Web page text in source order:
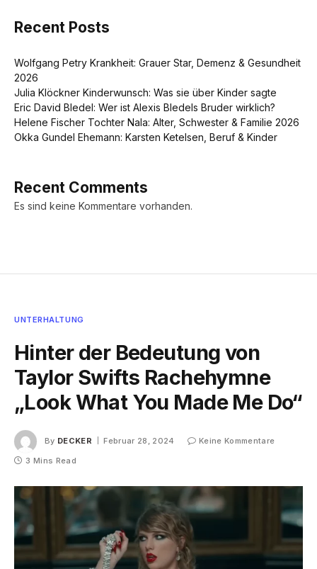
Recent Posts
Wolfgang Petry Krankheit: Grauer Star, Demenz & Gesundheit
2026
Julia Klöckner Kinderwunsch: Was sie über Kinder sagte
Eric David Bledel: Wer ist Alexis Bledels Bruder wirklich?
Helene Fischer Tochter Nala: Alter, Schwester & Familie 2026
Okka Gundel Ehemann: Karsten Ketelsen, Beruf & Kinder
Recent Comments
Es sind keine Kommentare vorhanden.
UNTERHALTUNG
Hinter der Bedeutung von
Taylor Swifts Rachehymne
„Look What You Made Me Do“
By DECKER Februar 28, 2024
Keine Kommentare
3 Mins Read